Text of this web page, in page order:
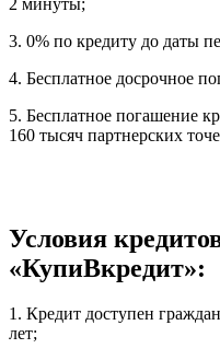
3. 0% по кредиту до даты
4. Бесплатное досрочное
5. Бесплатное погашение
160 тысяч партнерских
Условия
«КупиВкредит»:
1. Кредит доступен
лет;